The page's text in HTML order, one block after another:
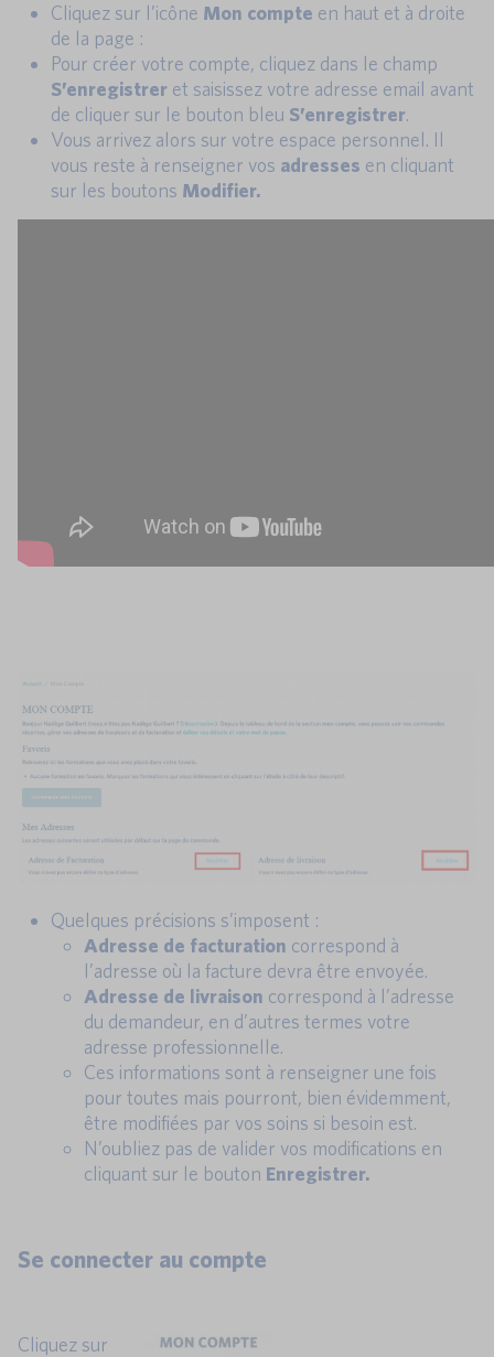
Cliquez sur l’icône Mon compte en haut et à droite
de la page :
Pour créer votre compte, cliquez dans le champ
S’enregistrer et saisissez votre adresse email avant
de cliquer sur le bouton bleu S’enregistrer.
Vous arrivez alors sur votre espace personnel. Il
vous reste à renseigner vos adresses en cliquant
sur les boutons Modifier.
Quelques précisions s’imposent :
Adresse de facturation correspond à
l’adresse où la facture devra être envoyée.
Adresse de livraison correspond à l’adresse
du demandeur, en d’autres termes votre
adresse professionnelle.
Ces informations sont à renseigner une fois
pour toutes mais pourront, bien évidemment,
être modifiées par vos soins si besoin est.
N’oubliez pas de valider vos modifications en
cliquant sur le bouton Enregistrer.
Se connecter au compte
Cliquez sur